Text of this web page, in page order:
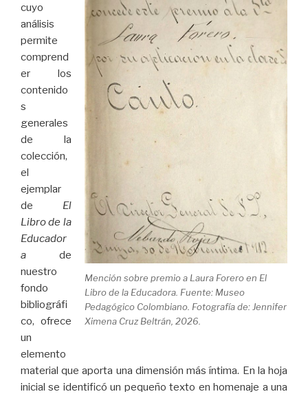
Mención sobre premio a Laura Forero en El
Libro de la Educadora. Fuente: Museo
Pedagógico Colombiano. Fotografía de: Jennifer
Ximena Cruz Beltrán, 2026.
cuyo
análisis
permite
comprend
er los
contenido
s
generales
de la
colección,
el
ejemplar
de El
Libro de la
Educador
a de
nuestro
fondo
bibliográfi
co, ofrece
un
elemento
material que aporta una dimensión más íntima. En la hoja
inicial se identificó un pequeño texto en homenaje a una